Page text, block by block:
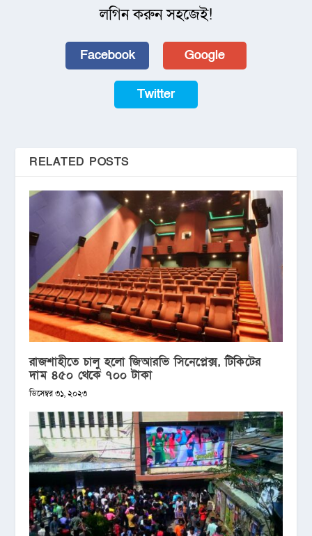
লগিন করুন সহজেই!
Facebook Google
Twitter
RELATED POSTS
রাজশাহীতে চালু হলো জিআরভি সিনেপ্লেক্স, টিকিটের
দাম ৪৫০ থেকে ৭০০ টাকা
ডিসেম্বর ৩১, ২০২৩